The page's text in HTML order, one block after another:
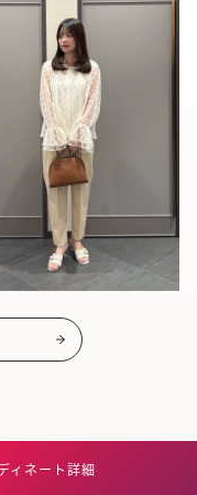
ィネート詳細